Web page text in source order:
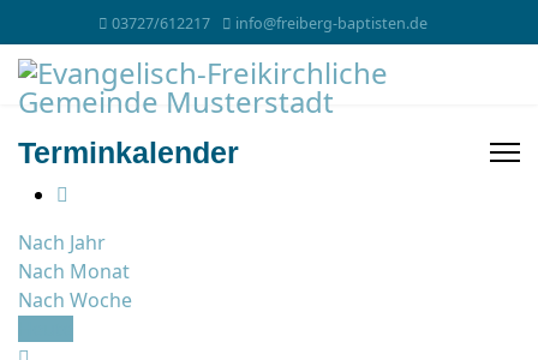
03727/612217 info@freiberg-baptisten.de
Terminkalender
Nach Jahr
Nach Monat
Nach Woche